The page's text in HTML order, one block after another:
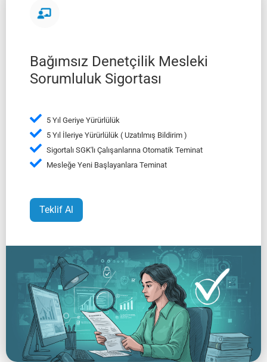
Bağımsız Denetçilik Mesleki
Sorumluluk Sigortası
5 Yıl Geriye Yürürlülük
5 Yıl İleriye Yürürlülük ( Uzatılmış Bildirim )
Sigortalı SGK'lı Çalışanlarına Otomatik Teminat
Mesleğe Yeni Başlayanlara Teminat
Teklif Al